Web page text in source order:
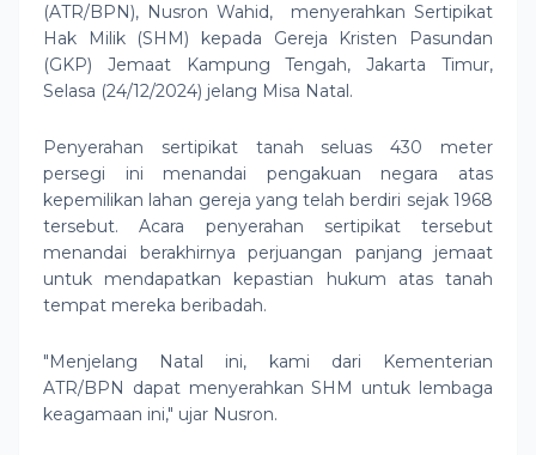
(ATR/BPN), Nusron Wahid, menyerahkan Sertipikat
Hak Milik (SHM) kepada Gereja Kristen Pasundan
(GKP) Jemaat Kampung Tengah, Jakarta Timur,
Selasa (24/12/2024) jelang Misa Natal.
Penyerahan sertipikat tanah seluas 430 meter
persegi ini menandai pengakuan negara atas
kepemilikan lahan gereja yang telah berdiri sejak 1968
tersebut. Acara penyerahan sertipikat tersebut
menandai berakhirnya perjuangan panjang jemaat
untuk mendapatkan kepastian hukum atas tanah
tempat mereka beribadah.
"Menjelang Natal ini, kami dari Kementerian
ATR/BPN dapat menyerahkan SHM untuk lembaga
keagamaan ini," ujar Nusron.